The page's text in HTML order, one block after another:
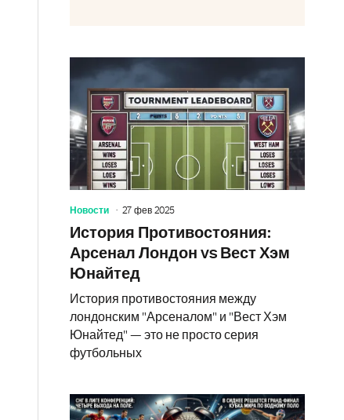
Новости 27 фев 2025
История Противостояния:
Арсенал Лондон vs Вест Хэм
Юнайтед
История противостояния между
лондонским "Арсеналом" и "Вест Хэм
Юнайтед" — это не просто серия
футбольных